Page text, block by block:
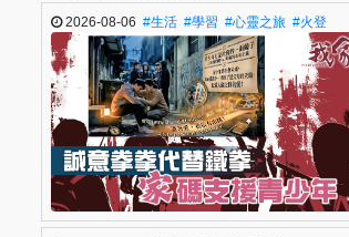
2026-08-06 #生活 #學習 #心靈之旅 #火登